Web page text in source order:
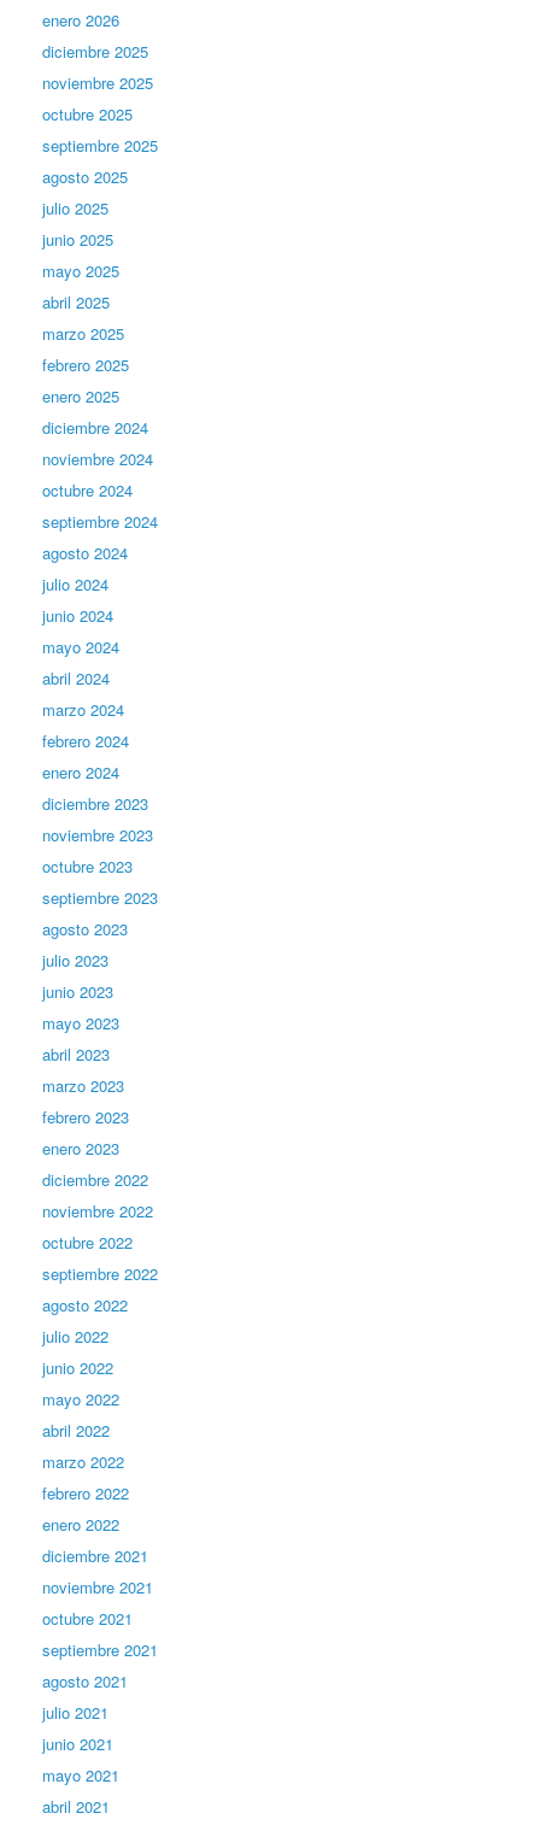
enero 2026
diciembre 2025
noviembre 2025
octubre 2025
septiembre 2025
agosto 2025
julio 2025
junio 2025
mayo 2025
abril 2025
marzo 2025
febrero 2025
enero 2025
diciembre 2024
noviembre 2024
octubre 2024
septiembre 2024
agosto 2024
julio 2024
junio 2024
mayo 2024
abril 2024
marzo 2024
febrero 2024
enero 2024
diciembre 2023
noviembre 2023
octubre 2023
septiembre 2023
agosto 2023
julio 2023
junio 2023
mayo 2023
abril 2023
marzo 2023
febrero 2023
enero 2023
diciembre 2022
noviembre 2022
octubre 2022
septiembre 2022
agosto 2022
julio 2022
junio 2022
mayo 2022
abril 2022
marzo 2022
febrero 2022
enero 2022
diciembre 2021
noviembre 2021
octubre 2021
septiembre 2021
agosto 2021
julio 2021
junio 2021
mayo 2021
abril 2021